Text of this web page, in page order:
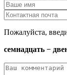
Пожалуйста,
семнадцать −